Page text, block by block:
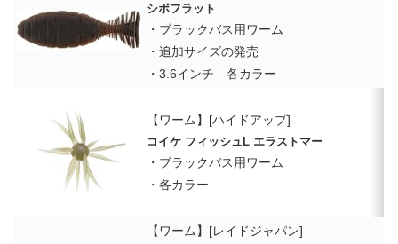
シボフラット
・ブラックバス用ワーム
・追加サイズの発売
・3.6インチ 各カラー
【ワーム】[ハイドアップ]
コイケ フィッシュL エラストマー
・ブラックバス用ワーム
・各カラー
【ワーム】[レイドジャパン]